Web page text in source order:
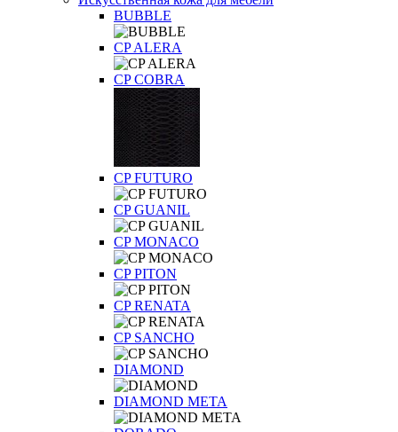
BUBBLE
CP ALERA
CP COBRA
CP FUTURO
CP GUANIL
CP MONACO
CP PITON
CP RENATA
CP SANCHO
DIAMOND
DIAMOND META